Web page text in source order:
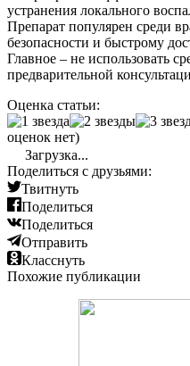
устранения локального
Препарат популярен среди
безопасности и быстрому
Главное – не использовать
предварительной
Оценка статьи:
оценок нет)
Загрузка...
Поделиться с друзьями:
Твитнуть
Поделиться
Поделиться
Отправить
Класснуть
Похожие публикации